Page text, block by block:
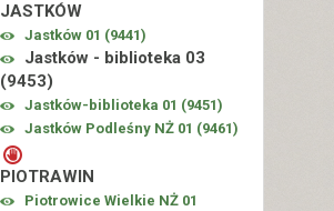
JASTKÓW
Jastków 01 (9441)
Jastków - biblioteka 03
(9453)
Jastków-biblioteka 01 (9451)
Jastków Podleśny NŻ 01 (9461)
PIOTRAWIN
Piotrowice Wielkie NŻ 01